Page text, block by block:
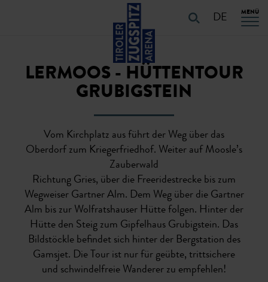
Zur Hauptnavigation springen
DE MENÜ
LERMOOS - HÜTTENTOUR
GRUBIGSTEIN
Vom Kirchplatz aus führt der Weg über das
Oberdorf zum Kriegerfriedhof. Weiter auf Moosle’s
Zauberwald
Richtung Gries, über die Freeridestrecke bis zum
Wegweiser Gartner Alm. Dem Weg über die Gartner
Alm bis zur Wolfratshauser Hütte folgen. Hinter der
Hütte den Steig zum Gipfelhaus Grubigstein. Das
Bildstöckle befindet sich hinter der Bergstation des
Gamsjet. Die Tour ist nur für geübte, trittsichere
und schwindelfreie Wanderer zu empfehlen!